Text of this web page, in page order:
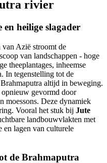
rivier
heilige slagader
van Azië stroomt de
van landschappen - hoge
theeplantages, inheemse
In tegenstelling tot de
altijd in beweging.
gevormd door
moessons. Deze dynamiek
Vooral het stuk bij Jute
landbouwvlakten met
lagen van culturele
de Brahmaputra